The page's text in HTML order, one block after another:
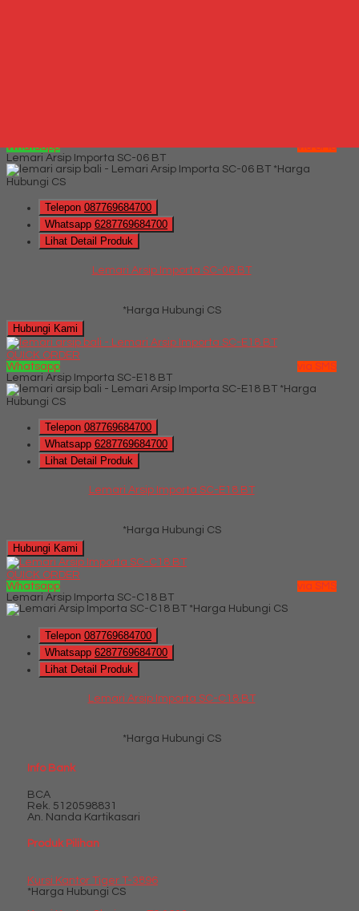
Whatsapp
via SMS
Lemari Arsip Importa SC-06 BT
*Harga
Hubungi CS
Telepon 087769684700
Whatsapp 6287769684700
Lihat Detail Produk
Lemari Arsip Importa SC-06 BT
*Harga Hubungi CS
Hubungi Kami
QUICK ORDER
Whatsapp
via SMS
Lemari Arsip Importa SC-E18 BT
*Harga
Hubungi CS
Telepon 087769684700
Whatsapp 6287769684700
Lihat Detail Produk
Lemari Arsip Importa SC-E18 BT
*Harga Hubungi CS
Hubungi Kami
QUICK ORDER
Whatsapp
via SMS
Lemari Arsip Importa SC-C18 BT
*Harga Hubungi CS
Telepon 087769684700
Whatsapp 6287769684700
Lihat Detail Produk
Lemari Arsip Importa SC-C18 BT
*Harga Hubungi CS
Info Bank
BCA
Rek. 5120598831
An. Nanda Kartikasari
Produk Pilihan
Kursi Kantor Tiger T-3896
*Harga Hubungi CS